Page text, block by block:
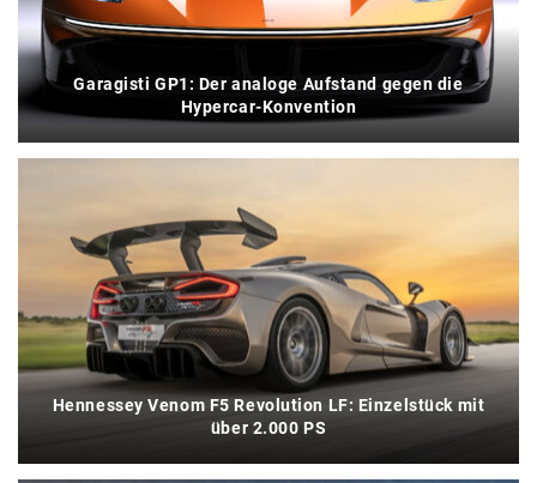
Garagisti GP1: Der analoge Aufstand gegen die
Hypercar-Konvention
Hennessey Venom F5 Revolution LF: Einzelstück mit
über 2.000 PS